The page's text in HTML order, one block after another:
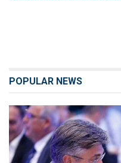
POPULAR NEWS